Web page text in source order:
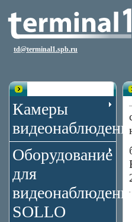
td@terminal1.spb.ru
Камеры
Оборудование
для
SOLLO